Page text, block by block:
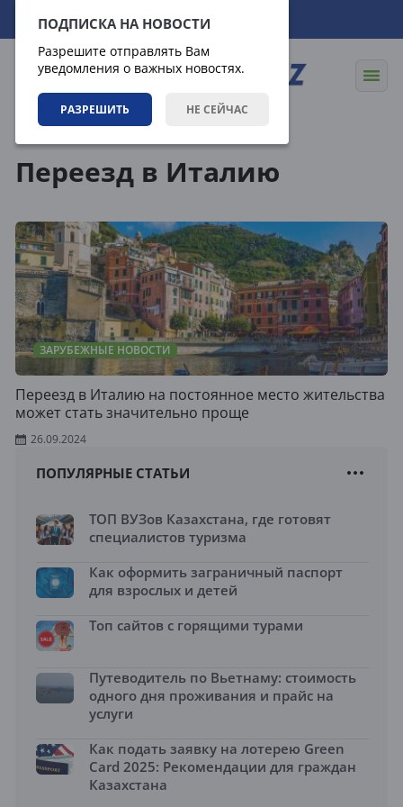
ПОДПИСКА НА НОВОСТИ
Разрешите отправлять Вам
уведомления о важных новостях.
РАЗРЕШИТЬ НЕ СЕЙЧАС
08.08.2026 09:48:31
Переезд в Италию
ЗАРУБЕЖНЫЕ НОВОСТИ
Переезд в Италию на постоянное место жительства
может стать значительно проще
26.09.2024
ПОПУЛЯРНЫЕ СТАТЬИ
ТОП ВУЗов Казахстана, где готовят
специалистов туризма
Как оформить заграничный паспорт
для взрослых и детей
Топ сайтов с горящими турами
Путеводитель по Вьетнаму: стоимость
одного дня проживания и прайс на
услуги
Как подать заявку на лотерею Green
Card 2025: Рекомендации для граждан
Казахстана